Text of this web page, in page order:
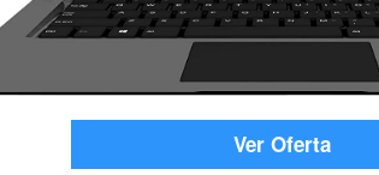
Ver Oferta